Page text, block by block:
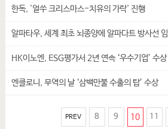
한독, '얼쑤 크리스마스-치유의 가락' 진행
알파타우, 세계 최초 뇌종양에 알파다트 방사선
HK이노엔, ESG평가서 2년 연속 ‘우수기업’ 수상
엔클로니, 무역의 날 ‘삼백만불 수출의 탑’ 수상
PREV 8 9 10 11